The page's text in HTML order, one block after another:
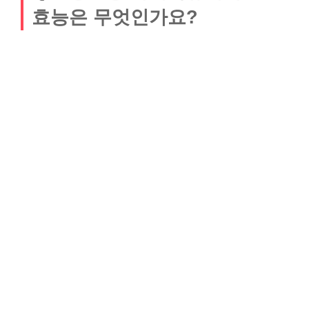
효능은 무엇인가요?